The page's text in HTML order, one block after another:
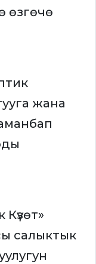
өзгөчө
жана
салыктык